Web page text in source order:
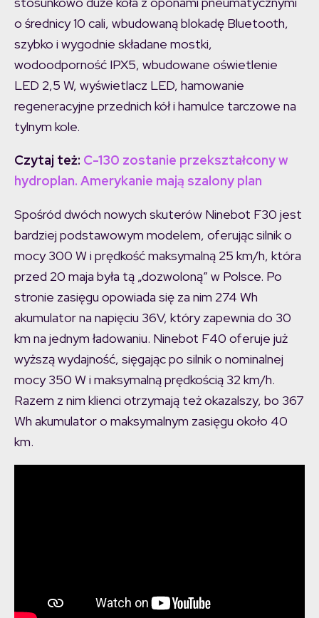
o średnicy 10 cali, wbudowaną blokadę Bluetooth,
szybko i wygodnie składane mostki,
wodoodporność IPX5, wbudowane oświetlenie
LED 2,5 W, wyświetlacz LED, hamowanie
regeneracyjne przednich kół i hamulce tarczowe na
tylnym kole.
Czytaj też: C-130 zostanie przekształcony w
hydroplan. Amerykanie mają szalony plan
Spośród dwóch nowych skuterów Ninebot F30 jest
bardziej podstawowym modelem, oferując silnik o
mocy 300 W i prędkość maksymalną 25 km/h, która
przed 20 maja była tą „dozwoloną” w Polsce. Po
stronie zasięgu opowiada się za nim 274 Wh
akumulator na napięciu 36V, który zapewnia do 30
km na jednym ładowaniu. Ninebot F40 oferuje już
wyższą wydajność, sięgając po silnik o nominalnej
mocy 350 W i maksymalną prędkością 32 km/h.
Razem z nim klienci otrzymają też okazalszy, bo 367
Wh akumulator o maksymalnym zasięgu około 40
km.